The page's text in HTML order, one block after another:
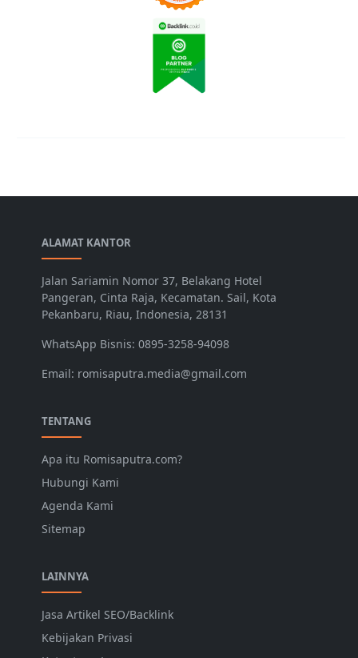
ALAMAT KANTOR
Jalan Sariamin Nomor 37, Belakang Hotel
Pangeran, Cinta Raja, Kecamatan. Sail, Kota
Pekanbaru, Riau, Indonesia, 28131
WhatsApp Bisnis: 0895-3258-94098
Email: romisaputra.media@gmail.com
TENTANG
Apa itu Romisaputra.com?
Hubungi Kami
Agenda Kami
Sitemap
LAINNYA
Jasa Artikel SEO/Backlink
Kebijakan Privasi